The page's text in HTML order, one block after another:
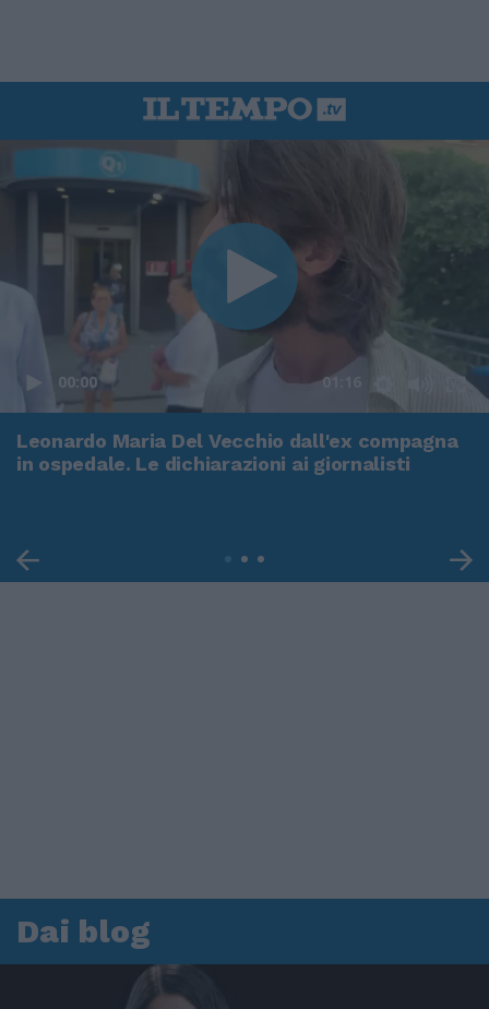
00:00 01:16
Leonardo Maria Del Vecchio dall'ex compagna
in ospedale. Le dichiarazioni ai giornalisti
Dai blog